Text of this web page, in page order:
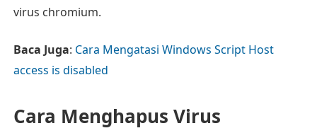
virus chromium.
Baca Juga: Cara Mengatasi Windows Script Host
access is disabled
Cara Menghapus Virus